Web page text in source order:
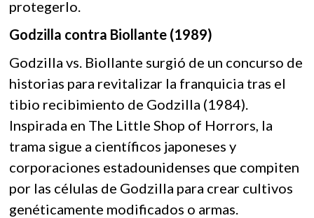
protegerlo.
Godzilla contra Biollante (1989)
Godzilla vs. Biollante surgió de un concurso de
historias para revitalizar la franquicia tras el
tibio recibimiento de Godzilla (1984).
Inspirada en The Little Shop of Horrors, la
trama sigue a científicos japoneses y
corporaciones estadounidenses que compiten
por las células de Godzilla para crear cultivos
genéticamente modificados o armas.